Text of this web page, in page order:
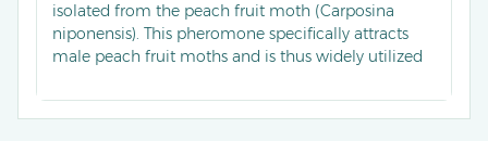
isolated from the peach fruit moth (Carposina
niponensis). This pheromone specifically attracts
male peach fruit moths and is thus widely utilized
By formulating this compound into a pheromone
lure, it can effectively trap and disrupt the mating